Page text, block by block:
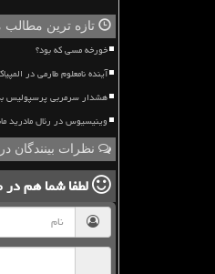
تازه ترین مطالب
خورخه مسی که بود؟
آینده نامعلوم طارمی در
هشدار سرمربی پرسپولیس
وینیسیوس در رئال مادرید
نظرات بینندگان
لطفا شما همدر